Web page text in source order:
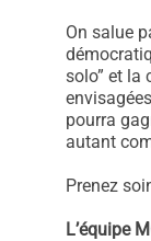
On salue
solo” et la
pourra
autant
Prenez
L’équipe